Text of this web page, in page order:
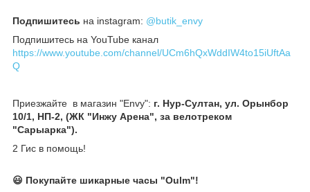
Подпишитесь на instagram: @butik_envy
Подпишитесь на YouTube канал
https://www.youtube.com/channel/UCm6hQxWddIW4to15iUftAa
Q
Приезжайте в магазин "Envy": г. Нур-Султан, ул. Орынбор
10/1, НП-2, (ЖК "Инжу Арена", за велотреком
"Сарыарка").
2 Гис в помощь!
😃 Покупайте шикарные часы "Oulm"!